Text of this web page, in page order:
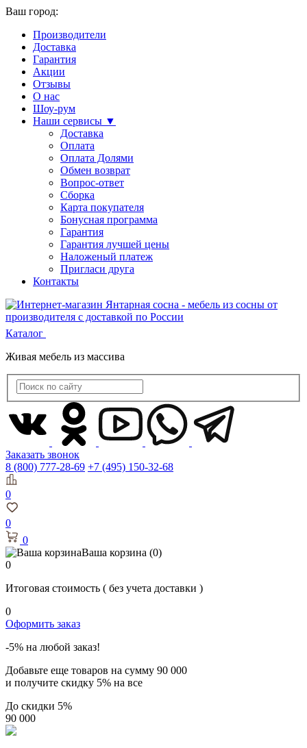
Ваш город:
Производители
Доставка
Гарантия
Акции
Отзывы
О нас
Шоу-рум
Наши сервисы ▼
Доставка
Оплата
Оплата Долями
Обмен возврат
Вопрос-ответ
Сборка
Карта покупателя
Бонусная программа
Гарантия
Гарантия лучшей цены
Наложеный платеж
Пригласи друга
Контакты
Каталог
Живая мебель из массива
Заказать звонок
8 (800) 777-28-69 +7 (495) 150-32-68
0
0
0
Ваша корзина (0)
0
Итоговая стоимость ( без учета доставки )
0
Оформить заказ
-5% на любой заказ!
Добавьте еще товаров на сумму 90 000
и получите скидку 5% на все
До скидки 5%
90 000